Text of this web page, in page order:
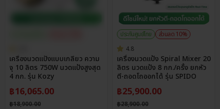
เครื่องนวดแป้งแบบเกลียว ความ
จุ 10 ลิตร 750W นวดแป้งสูงสุด
4 กก. รุ่น Kozy
฿16,065.00
฿18,900.00
ประกันศูนย์ไทย
ส่วนลด 10%
4.8
เครื่องนวดแป้ง Spiral Mixer 20
ลิตร นวดแป้ง 8 กก./ครั้ง ยกหัว
ตี-ถอดโถออกได้ รุ่น SPIDO
฿25,900.00
฿28,900.00